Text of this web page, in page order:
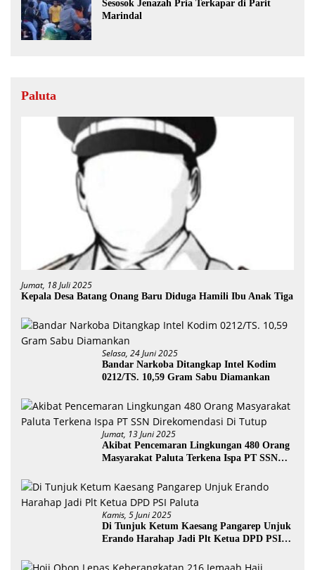
Sesosok Jenazah Pria Terkapar di Parit
Marindal
Paluta
Jumat, 18 Juli 2025
Kepala Desa Batang Onang Baru Diduga Hamili Ibu Anak Tiga
Selasa, 24 Juni 2025
Bandar Narkoba Ditangkap Intel Kodim
0212/TS. 10,59 Gram Sabu Diamankan
Jumat, 13 Juni 2025
Akibat Pencemaran Lingkungan 480 Orang
Masyarakat Paluta Terkena Ispa PT SSN
Kamis, 5 Juni 2025
Di Tunjuk Ketum Kaesang Pangarep Unjuk
Erando Harahap Jadi Plt Ketua DPD PSI